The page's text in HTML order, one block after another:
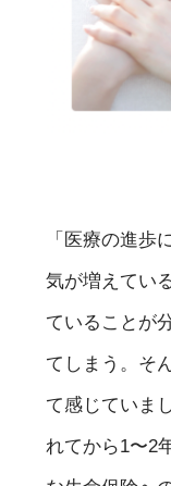
「医療の進歩
気が増えてい
ていることが
てしまう。そ
て感じていま
れてから1〜2